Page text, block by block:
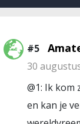
#5
30
@1: Ik kom
en kan je